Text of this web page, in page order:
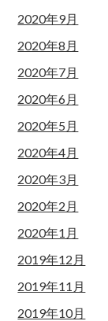
2020年9月
2020年8月
2020年7月
2020年6月
2020年5月
2020年4月
2020年3月
2020年2月
2020年1月
2019年12月
2019年11月
2019年10月